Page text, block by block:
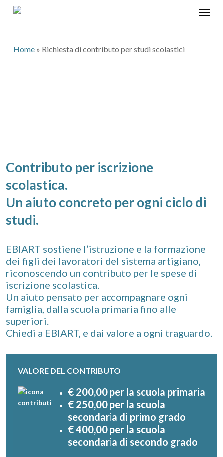
Skip
Menu
Home» Richiesta di contributo per studi scolastici
Contributo per iscrizione
scolastica.
Un aiuto concreto per ogni ciclo di
studi.
EBIART sostiene l’istruzione e la formazione
dei figli dei lavoratori del sistema artigiano,
riconoscendo un contributo per le spese di
iscrizione scolastica.
Un aiuto pensato per accompagnare ogni
famiglia, dalla scuola primaria fino alle
superiori.
Chiedi a EBIART, e dai valore a ogni traguardo.
VALORE DEL CONTRIBUTO
€ 200,00per la scuola primaria
€ 250,00per la scuola
secondaria di primo grado
€400,00per la scuola
secondaria di secondo grado